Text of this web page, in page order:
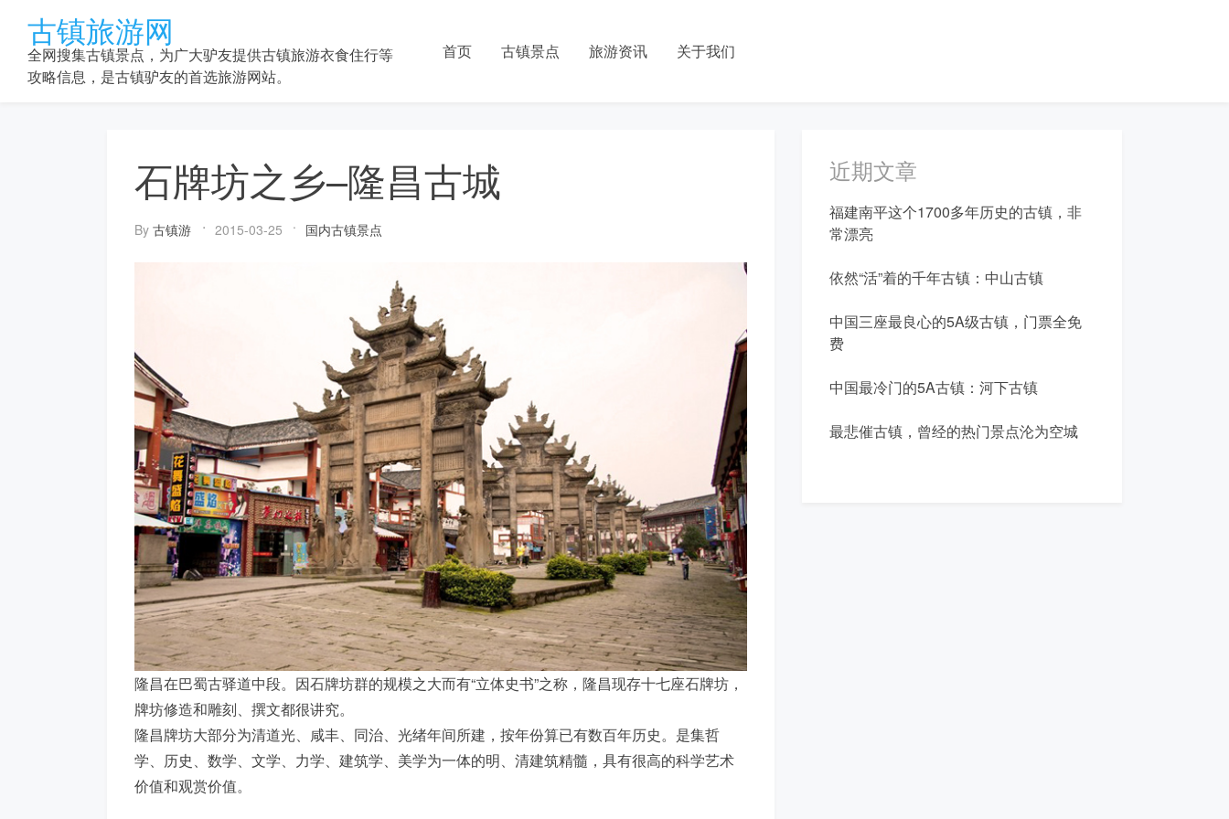
content
古镇旅游网
全网搜集古镇景点，为广大驴友提供古镇旅游衣食住行等
攻略信息，是古镇驴友的首选旅游网站。
首页 古镇景点 旅游资讯 关于我们
石牌坊之乡–隆昌古城
By 古镇游 2015-03-25 国内古镇景点
隆昌在巴蜀古驿道中段。因石牌坊群的规模之大而有“立体史书”之称，隆昌现存十七座石牌坊，
牌坊修造和雕刻、撰文都很讲究。
隆昌牌坊大部分为清道光、咸丰、同治、光绪年间所建，按年份算已有数百年历史。是集哲
学、历史、数学、文学、力学、建筑学、美学为一体的明、清建筑精髓，具有很高的科学艺术
价值和观赏价值。
近期文章
福建南平这个1700多年历史的古镇，非
常漂亮
依然“活”着的千年古镇：中山古镇
中国三座最良心的5A级古镇，门票全免
费
中国最冷门的5A古镇：河下古镇
最悲催古镇，曾经的热门景点沦为空城